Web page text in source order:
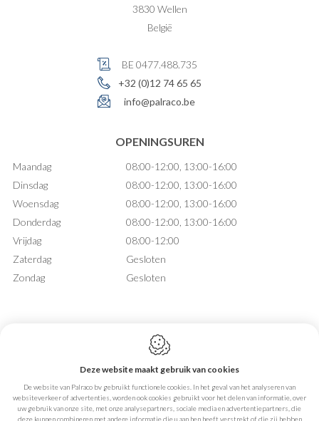
3830 Wellen
België
BE 0477.488.735
+32 (0)12 74 65 65
info@palraco.be
OPENINGSUREN
Maandag
08:00-12:00, 13:00-16:00
Dinsdag
08:00-12:00, 13:00-16:00
Woensdag
08:00-12:00, 13:00-16:00
Donderdag
08:00-12:00, 13:00-16:00
Vrijdag
08:00-12:00
Zaterdag
Gesloten
Zondag
Gesloten
Webdesign by IDcreation 2026
Cookie policy
Privacy policy
Deze website maakt gebruik van cookies
De website van Palraco bv gebruikt functionele cookies. In het geval van het analyseren van
websiteverkeer of advertenties, worden ook cookies gebruikt voor het delen van informatie, over
uw gebruik van onze site, met onze analysepartners, sociale media en advertentiepartners, die
deze kunnen combineren met andere informatie die u aan hen heeft verstrekt of die zij hebben